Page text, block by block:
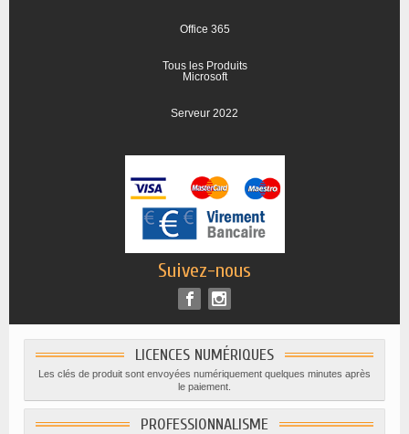
Office 365
Tous les Produits
Microsoft
Serveur 2022
Suivez-nous
LICENCES NUMÉRIQUES
Les clés de produit sont envoyées numériquement quelques minutes après
le paiement.
PROFESSIONNALISME